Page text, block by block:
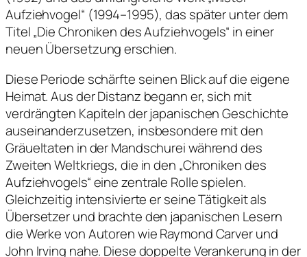
Aufziehvogel“ (1994–1995), das später unter dem
Titel „Die Chroniken des Aufziehvogels“ in einer
neuen Übersetzung erschien.
Diese Periode schärfte seinen Blick auf die eigene
Heimat. Aus der Distanz begann er, sich mit
verdrängten Kapiteln der japanischen Geschichte
auseinanderzusetzen, insbesondere mit den
Gräueltaten in der Mandschurei während des
Zweiten Weltkriegs, die in den „Chroniken des
Aufziehvogels“ eine zentrale Rolle spielen.
Gleichzeitig intensivierte er seine Tätigkeit als
Übersetzer und brachte den japanischen Lesern
die Werke von Autoren wie Raymond Carver und
John Irving nahe. Diese doppelte Verankerung in der